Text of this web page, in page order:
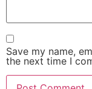
Save my name,
the next time I